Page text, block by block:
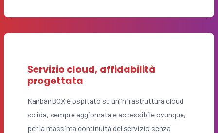
Servizio cloud, affidabilità
progettata
KanbanBOX è ospitato su un’infrastruttura cloud
solida, sempre aggiornata e accessibile ovunque,
per la massima continuità del servizio senza